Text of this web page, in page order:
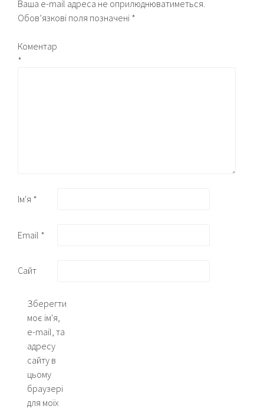
Ваша e-mail адреса не оприлюднюватиметься.
Обов’язкові поля позначені *
Коментар
*
Ім'я *
Email *
Сайт
Зберегти
моє ім'я,
e-mail, та
адресу
сайту в
цьому
браузері
для моїх